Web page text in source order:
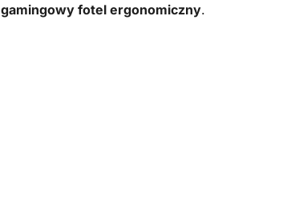
gamingowy fotel ergonomiczny.